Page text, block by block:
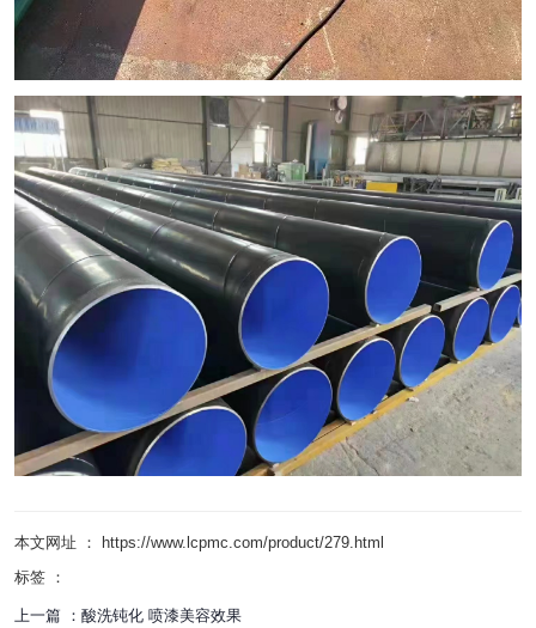
本文网址 ： https://www.lcpmc.com/product/279.html
标签 ：
上一篇 ： 酸洗钝化 喷漆美容效果